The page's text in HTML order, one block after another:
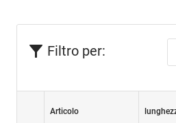
Filtro per:
Articolo